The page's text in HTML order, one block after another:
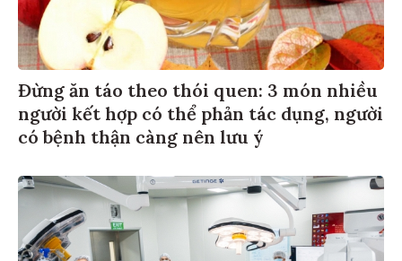
Đừng ăn táo theo thói quen: 3 món nhiều
người kết hợp có thể phản tác dụng, người
có bệnh thận càng nên lưu ý